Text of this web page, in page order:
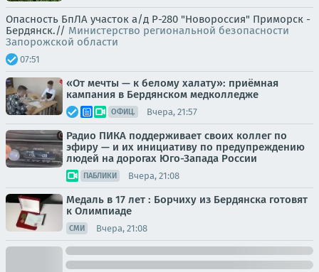
Опасность БпЛА участок а/д Р-280 "Новороссия" Приморск -
Бердянск.// Министерство региональной безопасности
Запорожской области
07:51
«От мечты — к белому халату»: приёмная
кампания в Бердянском медколледже
ОФИЦ. Вчера, 21:57
Радио ПИКА поддерживает своих коллег по
эфиру — и их инициативу по предупреждению
людей на дорогах Юго-Запада России
ПАБЛИКИ Вчера, 21:08
Медаль в 17 лет : Борчиху из Бердянска готовят
к Олимпиаде
СМИ Вчера, 21:08